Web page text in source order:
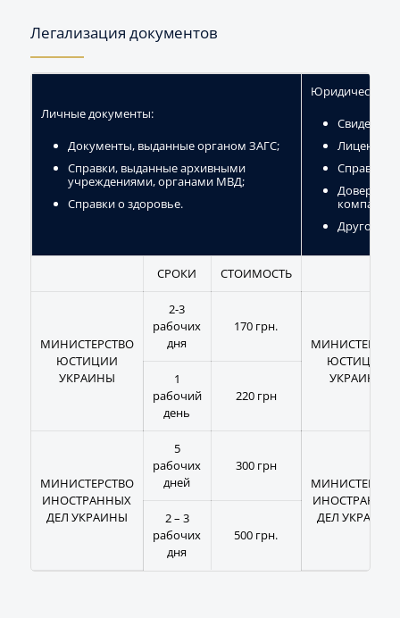
Легализация документов
Личные документы:
Документы, выданные органом ЗАГС;
Справки, выданные архивными
учреждениями, органами МВД;
Справки о здоровье.
Юридические
Лицензии;
Справка с
компании;
Другое.
СРОКИ СТОИМОСТЬ
МИНИСТЕРСТВО
ЮСТИЦИИ
УКРАИНЫ
2-3
рабочих
дня
170 грн.
ЮСТИЦИИ
УКРАИНЫ
1
рабочий
день
220 грн
МИНИСТЕРСТВО
ИНОСТРАННЫХ
ДЕЛ УКРАИНЫ
5
рабочих
дней
300 грн
ДЕЛ УКРАИНЫ
2 – 3
рабочих
дня
500 грн.